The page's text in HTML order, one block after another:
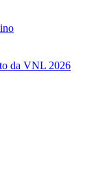
da VNL 2026